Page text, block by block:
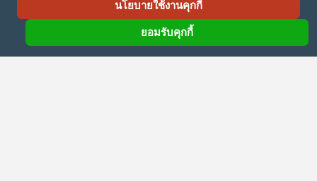
นโยบายใช้งานคุกกี้
ยอมรับคุกกี้
จดหมายข่าว